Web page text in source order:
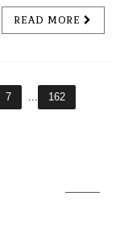
READ MORE
7 162